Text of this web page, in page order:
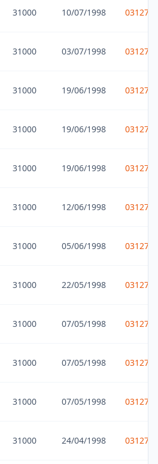
31000 10/07/1998
31000 03/07/1998
31000 19/06/1998
31000 19/06/1998
31000 19/06/1998
31000 12/06/1998
31000 05/06/1998
31000 22/05/1998
31000 07/05/1998
31000 07/05/1998
31000 07/05/1998
31000 24/04/1998